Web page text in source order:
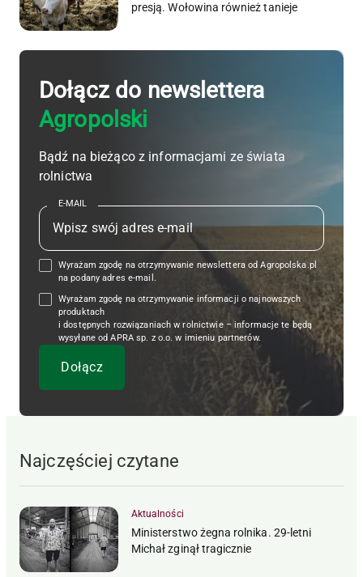
presją. Wołowina również tanieje
Dołącz do newslettera
Agropolski
Bądź na bieżąco z informacjami ze świata
rolnictwa
E-MAIL
Wyrażam zgodę na otrzymywanie newslettera od Agropolska.pl
na podany adres e-mail.
Wyrażam zgodę na otrzymywanie informacji o najnowszych
produktach
i dostępnych rozwiązaniach w rolnictwie – informacje te będą
wysyłane od APRA sp. z o.o. w imieniu partnerów.
Najczęściej czytane
Aktualności
Ministerstwo żegna rolnika. 29-letni
Michał zginął tragicznie